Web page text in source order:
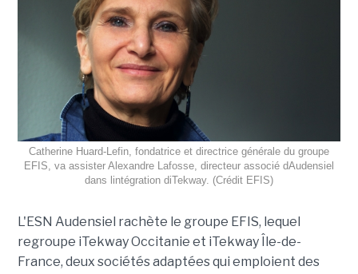
Catherine Huard-Lefin, fondatrice et directrice générale du groupe
EFIS, va assister Alexandre Lafosse, directeur associé dAudensiel
dans lintégration diTekway. (Crédit EFIS)
L'ESN Audensiel rachète le groupe EFIS, lequel
regroupe iTekway Occitanie et iTekway Île-de-
France, deux sociétés adaptées qui emploient des